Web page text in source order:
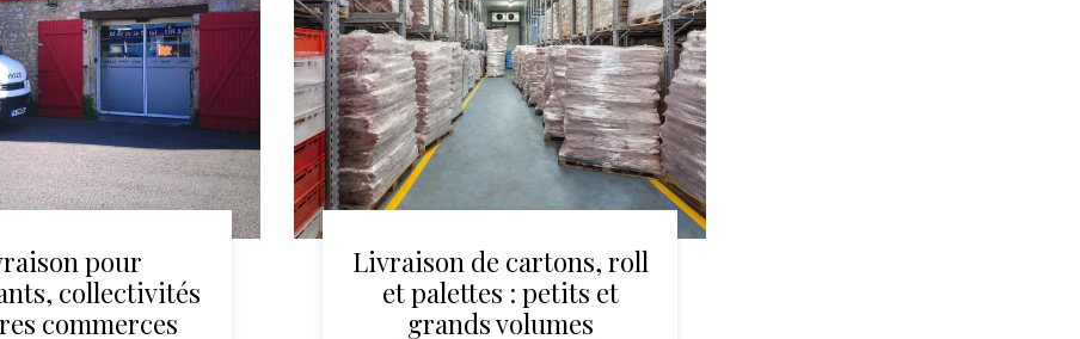
pour
collectivités
commerces
Livraison de cartons, roll
et palettes : petits et
grands volumes